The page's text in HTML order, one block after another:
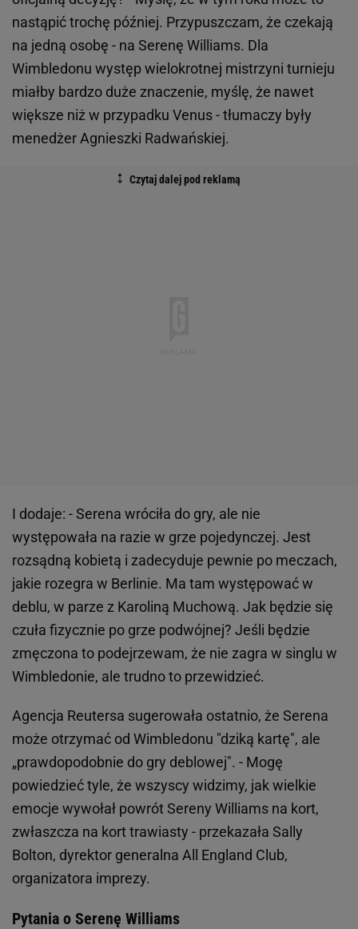
nastąpić trochę później. Przypuszczam, że czekają
na jedną osobę - na Serenę Williams. Dla
Wimbledonu występ wielokrotnej mistrzyni turnieju
miałby bardzo duże znaczenie, myślę, że nawet
większe niż w przypadku Venus - tłumaczy były
menedżer Agnieszki Radwańskiej.
I dodaje: - Serena wróciła do gry, ale nie
występowała na razie w grze pojedynczej. Jest
rozsądną kobietą i zadecyduje pewnie po meczach,
jakie rozegra w Berlinie. Ma tam występować w
deblu, w parze z Karoliną Muchową. Jak będzie się
czuła fizycznie po grze podwójnej? Jeśli będzie
zmęczona to podejrzewam, że nie zagra w singlu w
Wimbledonie, ale trudno to przewidzieć.
Agencja Reutersa sugerowała ostatnio, że Serena
może otrzymać od Wimbledonu "dziką kartę", ale
„prawdopodobnie do gry deblowej". - Mogę
powiedzieć tyle, że wszyscy widzimy, jak wielkie
emocje wywołał powrót Sereny Williams na kort,
zwłaszcza na kort trawiasty - przekazała Sally
Bolton, dyrektor generalna All England Club,
organizatora imprezy.
Pytania o Serenę Williams